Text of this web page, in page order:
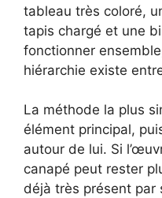
tableau très coloré,
tapis chargé et une
fonctionner
hiérarchie existe
La méthode la plus
élément principal,
autour de lui. Si
canapé peut rester
déjà très présent par